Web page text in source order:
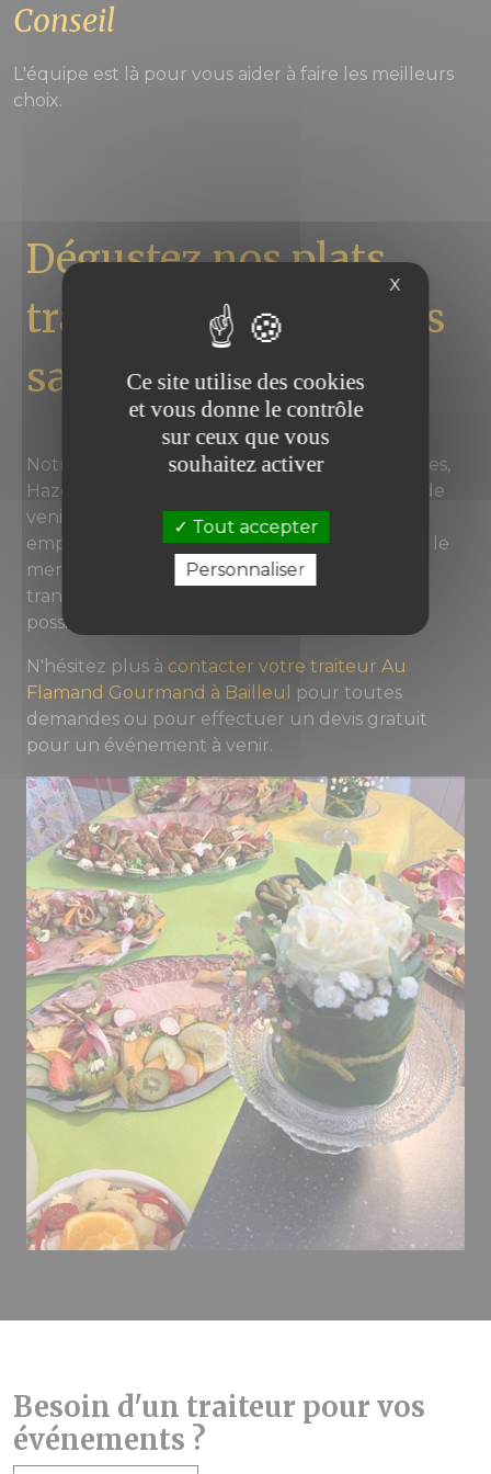
Conseil
L'équipe est là pour vous aider à faire les meilleurs
choix.
Dégustez nos plats
traiteur aux multiples
saveurs
Notre établissement traiteur près d'Armentières,
Hazebrouck, Merville et Cassel vous propose de
venir déguster ses réalisations en livraison et à
emporter tout au long de la semaine excepté le
mercredi. Si vous préférez profiter
tranquillement de nos mets à domicile, il est
possible de vous faire livrer.
N'hésitez plus à contacter votre traiteur Au
Flamand Gourmand à Bailleul
pour toutes
demandes ou pour effectuer un devis gratuit
pour un événement à venir.
Besoin d'un traiteur pour vos
événements ?
X
Ce site utilise des cookies
et vous donne le contrôle
sur ceux que vous
souhaitez activer
Tout accepter
Personnaliser